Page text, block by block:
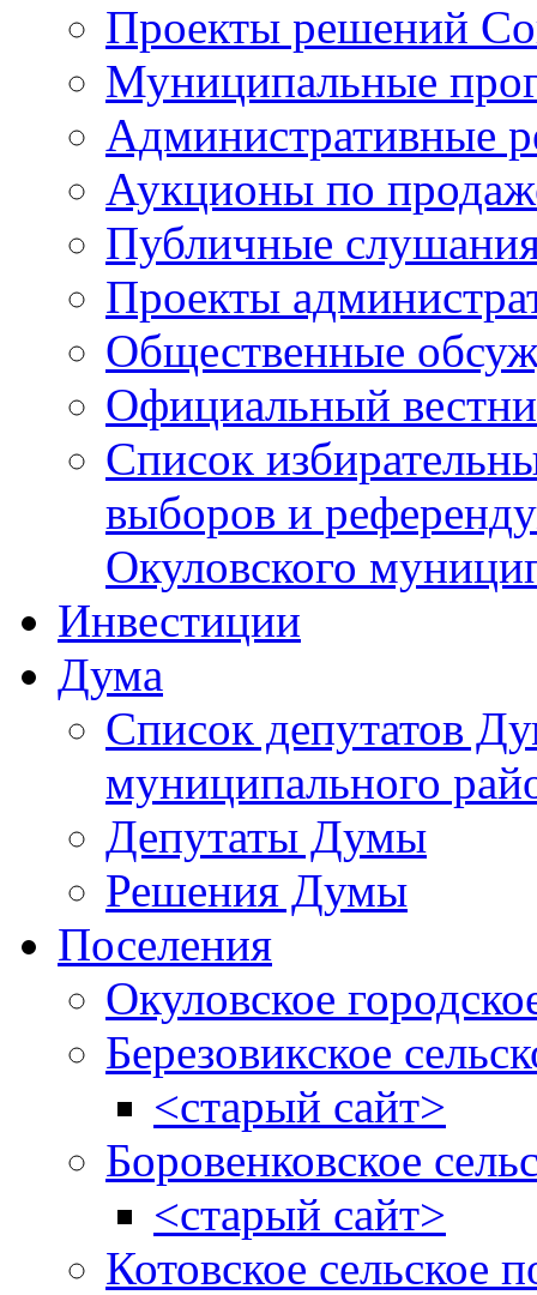
Проекты решений
Муниципальные
Административные
Аукционы по
Публичные
Проекты
Общественные
Официальный
Список
выборов и
Окуловского
Инвестиции
Дума
Список депутатов
муниципального
Депутаты Думы
Решения Думы
Поселения
Окуловское
Березовикское
<старый сайт>
Боровенковское
<старый сайт>
Котовское сельское